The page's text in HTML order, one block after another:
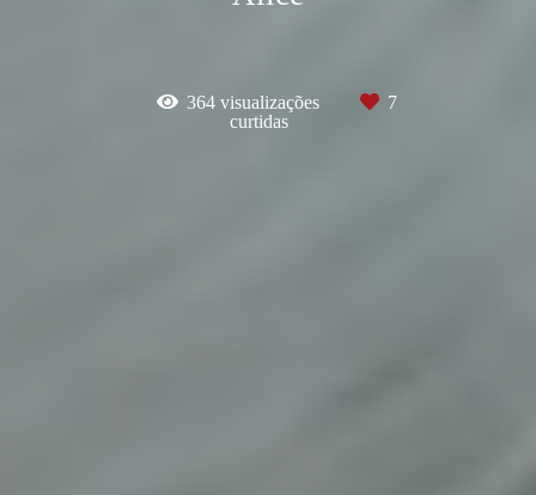
364 visualizações
7
curtidas